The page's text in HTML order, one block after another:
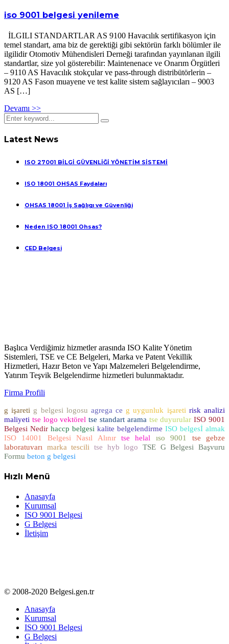
iso 9001 belgesi yenileme
İLGILI STANDARTLAR AS 9100 Havacılık sertifikasyon için
temel standart, ama biz de gerektiği gibi sektörün farklı bölümler ile
ilgilidir Otomotiv Mühendisleri Derneği tarafından yayınlanan ilgili
standartlar, size yol gösterebilir: Maintenenace ve Onarım Örgütleri
– 9110 AS Havacılık stokçular ve pass-through distribütörlerin –
9120 AS Fason muayene ve test kalite sistem sağlayıcıları – 9003
AS […]
Devamı >>
Latest News
ISO 27001 BİLGİ GÜVENLİĞİ YÖNETİM SİSTEMİ
ISO 18001 OHSAS Faydaları
OHSAS 18001 İş Sağlıgı ve Güvenliği
Neden ISO 18001 Ohsas?
ÇED Belgesi
Başlıca Verdiğimiz hizmetler arasında ISO Kalite Yönetim
Sistemleri, TSE ve CE Belgeleri, Marka ve Patent Vekillik
Hizmetleri, Hazır Beton ve Yapı Malzemeleri Belgelendirme,
Yatırım Teşvik Belgelendirme hizmetleri bulunmaktadır.
Firma Profili
g işareti g belgesi logosu agrega ce g uygunluk işareti risk analizi
maliyeti tse logo vektörel tse standart arama tse duyurular ISO 9001
Belgesi Nedir haccp belgesi kalite belgelendirme ISO belgesİ almak
ISO 14001 Belgesi Nasıl Alınır
tse helal ıso 9001
tse gebze
laboratuvarı
marka tescili tse hyb logo
TSE G Belgesi Başvuru
Formu beton g belgesi
Hızlı Menü
Anasayfa
Kurumsal
ISO 9001 Belgesi
G Belgesi
İletişim
© 2008-2020 Belgesi.gen.tr
Anasayfa
Kurumsal
ISO 9001 Belgesi
G Belgesi